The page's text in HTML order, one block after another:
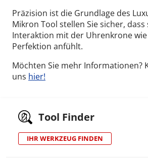
Präzision ist die Grundlage des
Mikron Tool stellen Sie sicher, dass
Interaktion mit der Uhrenkrone wie
Perfektion anfühlt.
Möchten Sie mehr Informationen?
uns hier!
Tool Finder
IHR WERKZEUG FINDEN